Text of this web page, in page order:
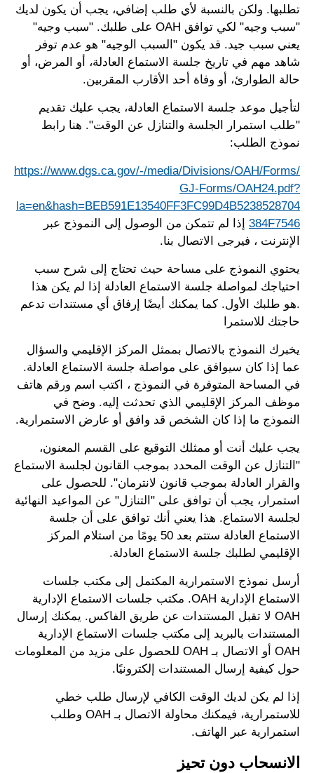
تطلبها. ولكن بالنسبة لأي طلب إضافي، يجب أن يكون لديك
"سبب وجيه" لكي توافق OAH على طلبك. "سبب وجيه"
يعني سبب جيد. قد يكون "السبب الوجيه" هو عدم توفر
شاهد مهم في تاريخ جلسة الاستماع العادلة، أو المرض، أو
حالة الطوارئ، أو وفاة أحد الأقارب المقربين.
لتأجيل موعد جلسة الاستماع العادلة، يجب عليك تقديم
"طلب استمرار الجلسة والتنازل عن الوقت". هنا رابط
نموذج الطلب:
https://www.dgs.ca.gov/-/media/Divisions/OAH/Forms/
GJ-Forms/OAH24.pdf?
la=en&hash=BEB591E13540FF3FC99D4B5238528704
384F7546 إذا لم تتمكن من الوصول إلى النموذج عبر
الإنترنت ، فيرجى الاتصال بنا.
يحتوي النموذج على مساحة حيث تحتاج إلى شرح سبب
احتياجك لمواصلة جلسة الاستماع العادلة إذا لم يكن هذا
.هو طلبك الأول. كما يمكنك أيضًا إرفاق أي مستندات تدعم
حاجتك للاستمرا
يخبرك النموذج بالاتصال بممثل المركز الإقليمي والسؤال
عما إذا كان سيوافق على مواصلة جلسة الاستماع العادلة.
في المساحة المتوفرة في النموذج ، اكتب اسم ورقم هاتف
موظف المركز الإقليمي الذي تحدثت إليه. وضح في
النموذج ما إذا كان الشخص قد وافق أو عارض الاستمرارية.
يجب عليك أنت أو ممثلك التوقيع على القسم المعنون،
"التنازل عن الوقت المحدد بموجب القانون لجلسة الاستماع
والقرار العادلة بموجب قانون لانترمان". للحصول على
استمرار، يجب أن توافق على "التنازل" عن المواعيد النهائية
لجلسة الاستماع. هذا يعني أنك توافق على أن جلسة
الاستماع العادلة ستتم بعد 50 يومًا من استلام المركز
الإقليمي لطلبك جلسة الاستماع العادلة.
أرسل نموذج الاستمرارية المكتمل إلى مكتب جلسات
الاستماع الإدارية OAH. مكتب جلسات الاستماع الإدارية
OAH لا تقبل المستندات عن طريق الفاكس. يمكنك إرسال
المستندات بالبريد إلى مكتب جلسات الاستماع الإدارية
OAH أو الاتصال بـ OAH للحصول على مزيد من المعلومات
حول كيفية إرسال المستندات إلكترونيًا.
إذا لم يكن لديك الوقت الكافي لإرسال طلب خطي
للاستمرارية، فيمكنك محاولة الاتصال بـ OAH وطلب
استمرارية عبر الهاتف.
الانسحاب دون تحيز